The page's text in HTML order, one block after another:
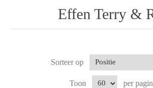
Effen Terry &
Sorteer op
Toon per